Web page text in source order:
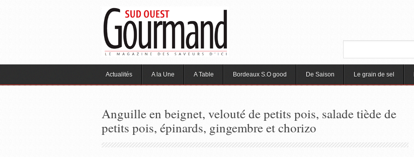
Actualités A la Une A Table Bordeaux S.O good De Saison Le grain de sel
Anguille en beignet, velouté de petits pois, salade tiède de
petits pois, épinards, gingembre et chorizo